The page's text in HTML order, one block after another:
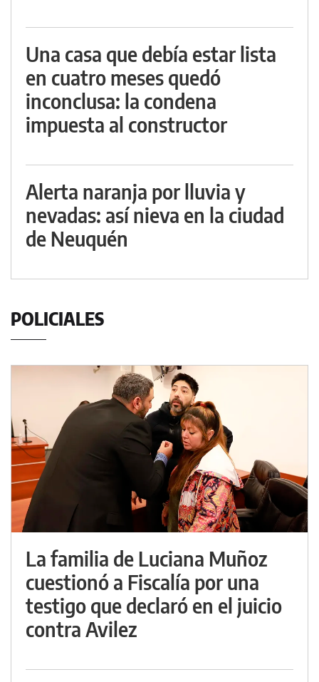
Una casa que debía estar lista
en cuatro meses quedó
inconclusa: la condena
impuesta al constructor
Alerta naranja por lluvia y
nevadas: así nieva en la ciudad
de Neuquén
POLICIALES
La familia de Luciana Muñoz
cuestionó a Fiscalía por una
testigo que declaró en el juicio
contra Avilez